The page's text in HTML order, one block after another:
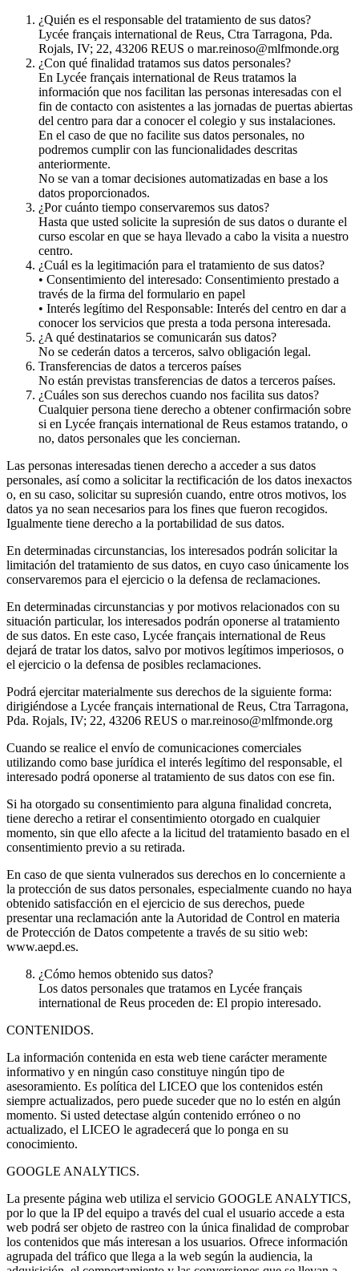
¿Quién es el responsable del tratamiento de sus datos?
Lycée français international de Reus, Ctra Tarragona, Pda.
Rojals, IV; 22, 43206 REUS o mar.reinoso@mlfmonde.org
¿Con qué finalidad tratamos sus datos personales?
En Lycée français international de Reus tratamos la
información que nos facilitan las personas interesadas con el
fin de contacto con asistentes a las jornadas de puertas abiertas
del centro para dar a conocer el colegio y sus instalaciones.
En el caso de que no facilite sus datos personales, no
podremos cumplir con las funcionalidades descritas
anteriormente.
No se van a tomar decisiones automatizadas en base a los
datos proporcionados.
¿Por cuánto tiempo conservaremos sus datos?
Hasta que usted solicite la supresión de sus datos o durante el
curso escolar en que se haya llevado a cabo la visita a nuestro
centro.
¿Cuál es la legitimación para el tratamiento de sus datos?
• Consentimiento del interesado: Consentimiento prestado a
través de la firma del formulario en papel
• Interés legítimo del Responsable: Interés del centro en dar a
conocer los servicios que presta a toda persona interesada.
¿A qué destinatarios se comunicarán sus datos?
No se cederán datos a terceros, salvo obligación legal.
Transferencias de datos a terceros países
No están previstas transferencias de datos a terceros países.
¿Cuáles son sus derechos cuando nos facilita sus datos?
Cualquier persona tiene derecho a obtener confirmación sobre
si en Lycée français international de Reus estamos tratando, o
no, datos personales que les conciernan.
Las personas interesadas tienen derecho a acceder a sus datos
personales, así como a solicitar la rectificación de los datos inexactos
o, en su caso, solicitar su supresión cuando, entre otros motivos, los
datos ya no sean necesarios para los fines que fueron recogidos.
Igualmente tiene derecho a la portabilidad de sus datos.
En determinadas circunstancias, los interesados podrán solicitar la
limitación del tratamiento de sus datos, en cuyo caso únicamente los
conservaremos para el ejercicio o la defensa de reclamaciones.
En determinadas circunstancias y por motivos relacionados con su
situación particular, los interesados podrán oponerse al tratamiento
de sus datos. En este caso, Lycée français international de Reus
dejará de tratar los datos, salvo por motivos legítimos imperiosos, o
el ejercicio o la defensa de posibles reclamaciones.
Podrá ejercitar materialmente sus derechos de la siguiente forma:
dirigiéndose a Lycée français international de Reus, Ctra Tarragona,
Pda. Rojals, IV; 22, 43206 REUS o mar.reinoso@mlfmonde.org
Cuando se realice el envío de comunicaciones comerciales
utilizando como base jurídica el interés legítimo del responsable, el
interesado podrá oponerse al tratamiento de sus datos con ese fin.
Si ha otorgado su consentimiento para alguna finalidad concreta,
tiene derecho a retirar el consentimiento otorgado en cualquier
momento, sin que ello afecte a la licitud del tratamiento basado en el
consentimiento previo a su retirada.
En caso de que sienta vulnerados sus derechos en lo concerniente a
la protección de sus datos personales, especialmente cuando no haya
obtenido satisfacción en el ejercicio de sus derechos, puede
presentar una reclamación ante la Autoridad de Control en materia
de Protección de Datos competente a través de su sitio web:
www.aepd.es.
¿Cómo hemos obtenido sus datos?
Los datos personales que tratamos en Lycée français
international de Reus proceden de: El propio interesado.
CONTENIDOS.
La información contenida en esta web tiene carácter meramente
informativo y en ningún caso constituye ningún tipo de
asesoramiento. Es política del LICEO que los contenidos estén
siempre actualizados, pero puede suceder que no lo estén en algún
momento. Si usted detectase algún contenido erróneo o no
actualizado, el LICEO le agradecerá que lo ponga en su
conocimiento.
GOOGLE ANALYTICS.
La presente página web utiliza el servicio GOOGLE ANALYTICS,
por lo que la IP del equipo a través del cual el usuario accede a esta
web podrá ser objeto de rastreo con la única finalidad de comprobar
los contenidos que más interesan a los usuarios. Ofrece información
agrupada del tráfico que llega a la web según la audiencia, la